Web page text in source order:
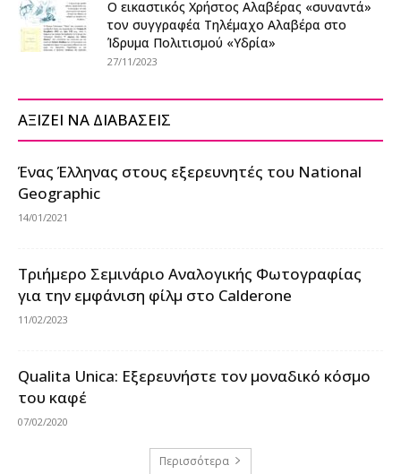
Ο εικαστικός Χρήστος Αλαβέρας «συναντά»
τον συγγραφέα Τηλέμαχο Αλαβέρα στο
Ίδρυμα Πολιτισμού «Υδρία»
27/11/2023
ΑΞΙΖΕΙ ΝΑ ΔΙΑΒΑΣΕΙΣ
Ένας Έλληνας στους εξερευνητές του National
Geographic
14/01/2021
Τριήμερο Σεμινάριο Αναλογικής Φωτογραφίας
για την εμφάνιση φίλμ στο Calderone
11/02/2023
Qualita Unica: Εξερευνήστε τον μοναδικό κόσμο
του καφέ
07/02/2020
Περισσότερα